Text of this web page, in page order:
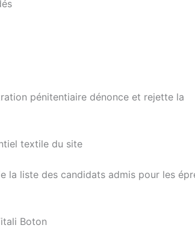
pénitentiaire dénonce et rejette la
textile du site
la liste des candidats admis pour les
Boton